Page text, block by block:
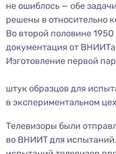
не ошиблось — обе
решены в относительно
Во второй половине
документация от
Изготовление первой
штук образцов для
в экспериментальном
Телевизоры были
во ВНИИТ для